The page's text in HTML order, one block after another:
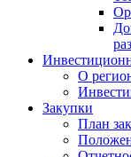
О
Закупки
План